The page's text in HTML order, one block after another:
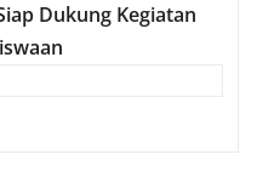
Dukung Kegiatan